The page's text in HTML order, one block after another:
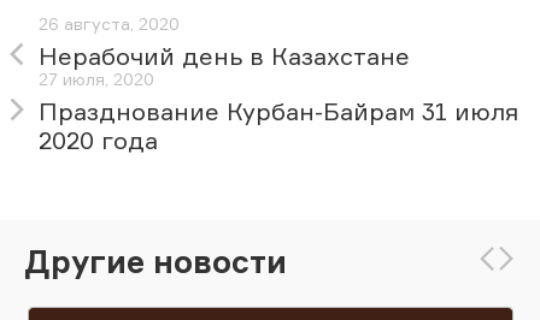
26 августа, 2020
Нерабочий день в Казахстане
27 июля, 2020
Празднование Курбан-Байрам 31 июля
2020 года
Другие новости